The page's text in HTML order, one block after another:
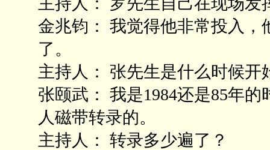
金兆钧： 我觉得他非常投入
了。
主持人： 张先生是什么时候开
张颐武： 我是1984还是85年
人磁带转录的。
主持人： 转录多少遍了？